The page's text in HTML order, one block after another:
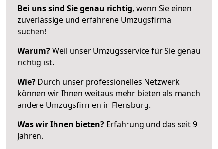
Bei uns sind Sie genau richtig, wenn Sie einen
zuverlässige und erfahrene Umzugsfirma
suchen!
Warum?Weil unser Umzugsservice für Sie genau
richtig ist.
Wie? Durch unser professionelles Netzwerk
können wir Ihnen weitaus mehr bieten als manch
andere Umzugsfirmen in Flensburg.
Was wir Ihnen bieten? Erfahrung und das seit 9
Jahren.